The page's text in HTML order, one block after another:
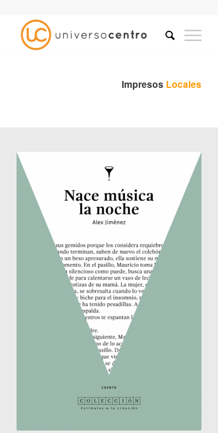
Impresos Locales